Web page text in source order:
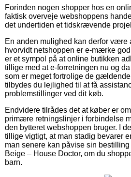
Forinden nogen shopper hos en
faktisk overveje webshoppens
det undertiden et tidskrævende
En anden mulighed kan derfor være
hvorvidt netshoppen er e-mærke
er et sympol på at online butikken
tillige med at e-forretningen nu og
som er meget fortrolige de
tilbydes du lejlighed til at få
problemstillinger ved dit køb.
Endvidere tilrådes det at køber er
primære retningslinjer i forbindelse
den bytteret webshoppen bruger. I
tillige vigtigt, at man stadig bevarer
man senere kan påvise sin
Beige – House Doctor, om du
barn.